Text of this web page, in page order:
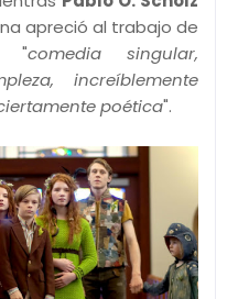
apreció al trabajo de
"comedia singular,
increíblemente
poética".